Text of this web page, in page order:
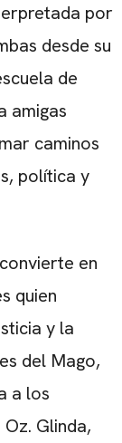
por
desde su
de
amigas
caminos
política y
en
quien
y la
del Mago,
a los
Glinda,